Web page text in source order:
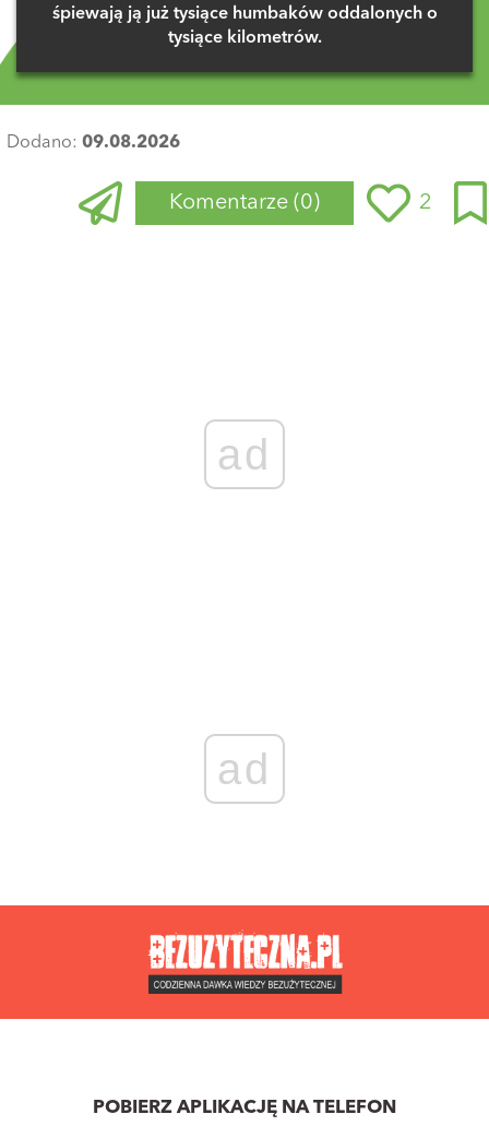
śpiewają ją już tysiące humbaków oddalonych o
tysiące kilometrów.
Dodano: 09.08.2026
Komentarze (0) 2
ad
ad
POBIERZ APLIKACJĘ NA TELEFON